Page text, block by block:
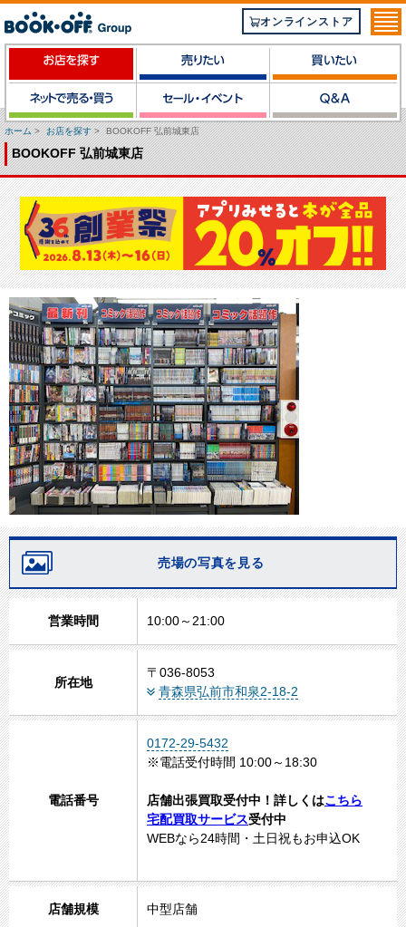
オンラインストア
ホーム> お店を探す> BOOKOFF 弘前城東店
BOOKOFF 弘前城東店
売場の写真を見る
営業時間 10:00～21:00
所在地
〒036-8053
青森県弘前市和泉2-18-2
電話番号
0172-29-5432
※電話受付時間 10:00～18:30
店舗出張買取受付中！詳しくはこちら
宅配買取サービス受付中
WEBなら24時間・土日祝もお申込OK
店舗規模 中型店舗